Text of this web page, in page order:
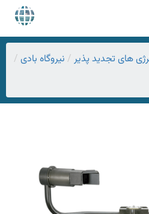
های تجدید پذیر / نیروگاه بادی /